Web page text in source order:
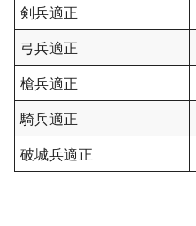
剣兵適正
弓兵適正
槍兵適正
騎兵適正
破城兵適正